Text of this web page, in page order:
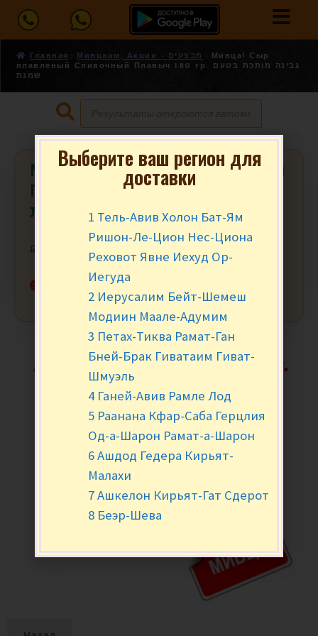
Главная Мивцаим, Акции - מבצעים
Мивца! Сыр
плавленый Сливочный Плавыч 180 гр. גבינה מותכת בטעם
שמנת
Мивца! Сыр плавленый Сливочный
Плавыч 180 гр. גבינה מותכת בטעם
שמנת
₪ 13.45 за шт.
Нет в наличии
Выберите ваш регион для
доставки
1 Тель-Авив Холон Бат-Ям
Ришон-Ле-Цион Нес-Циона
Реховот Явне Иехуд Ор-
Иегуда
2 Иерусалим Бейт-Шемеш
Модиин Маале-Адумим
3 Петах-Тиква Рамат-Ган
Бней-Брак Гиватаим Гиват-
Шмуэль
4 Ганей-Авив Рамле Лод
5 Раанана Кфар-Саба Герцлия
Од-а-Шарон Рамат-а-Шарон
6 Ашдод Гедера Кирьят-
Малахи
7 Ашкелон Кирьят-Гат Сдерот
8 Беэр-Шева